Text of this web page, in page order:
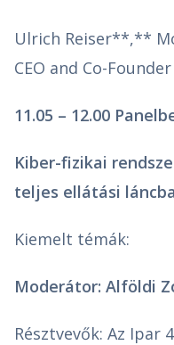
Ulrich Reiser**,**
CEO and Co-
11.05 – 12.00
Kiber-fizikai
teljes ellátási
Kiemelt témák:
Moderátor: Alföldi
Résztvevők: Az Ipar